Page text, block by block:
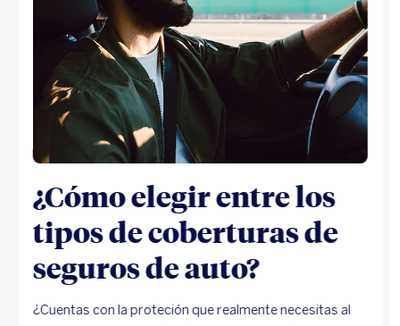
¿Cómo elegir entre los
tipos de coberturas de
seguros de auto?
¿Cuentas con la proteción que realmente necesitas al